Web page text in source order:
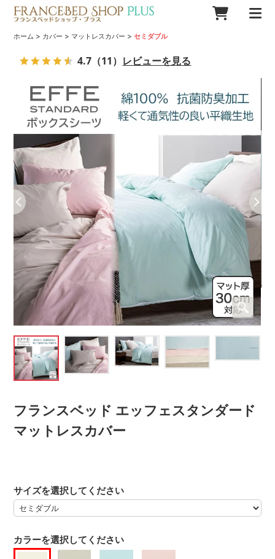
ホーム > カバー > マットレスカバー >セミダブル
フランスベッド エッフェスタンダード
マットレスカバー
カラーを選択してください
サイズを選択してください
4.7 （11） レビューを見る